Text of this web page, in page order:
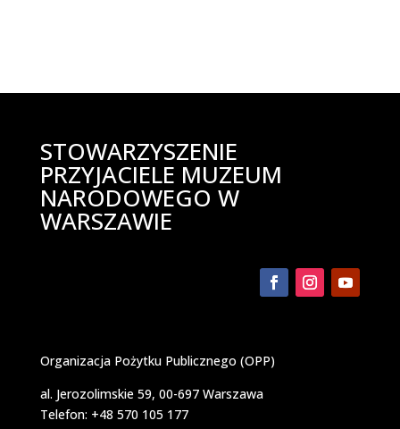
STOWARZYSZENIE
PRZYJACIELE MUZEUM
NARODOWEGO W
WARSZAWIE
Organizacja Pożytku Publicznego (OPP)
al. Jerozolimskie 59, 00-697 Warszawa
Telefon: +48 570 105 177